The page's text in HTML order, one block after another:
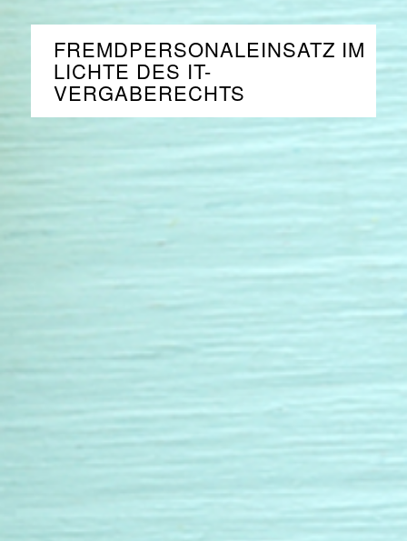
FREMDPERSONALEINSATZ IM
LICHTE DES IT-
VERGABERECHTS